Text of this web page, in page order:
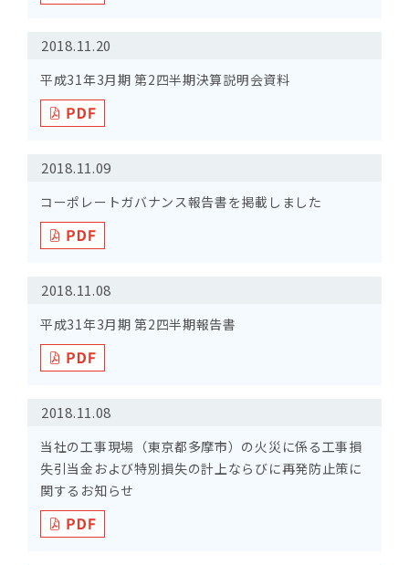
2018.11.20
平成31年3月期 第2四半期決算説明会資料
2018.11.09
コーポレートガバナンス報告書を掲載しました
2018.11.08
平成31年3月期 第2四半期報告書
2018.11.08
当社の工事現場（東京都多摩市）の火災に係る工事損
失引当金および特別損失の計上ならびに再発防止策に
関するお知らせ